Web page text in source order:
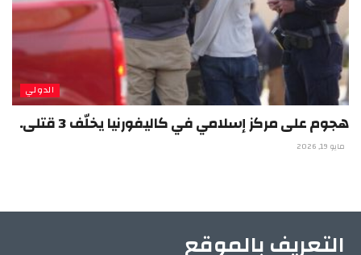
الدولي
هجوم على مركز إسلامي في كاليفورنيا يخلّف 3 قتلى.
مايو 19, 2026
التعريف بالموقع